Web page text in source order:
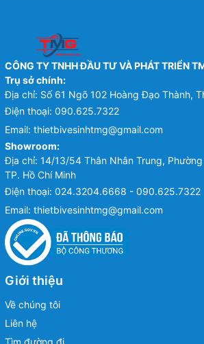
CÔNG TY TNHH ĐẦU TƯ VÀ PHÁT TRIỂN
Trụ sở chính:
Địa chỉ: Số 61 Ngõ 102 Hoàng Đạo Thành,
Điện thoại: 090.625.7322
Email: thietbivesinhtmg@gmail.com
Showroom:
Địa chỉ: 14/13/54 Thân Nhân Trung, Phường
TP. Hồ Chí Minh
Điện thoại: 024.3204.6668 - 090.625.7322
Email: thietbivesinhtmg@gmail.com
Giới thiệu
Về chúng tôi
Liên hệ
Tìm đường đi